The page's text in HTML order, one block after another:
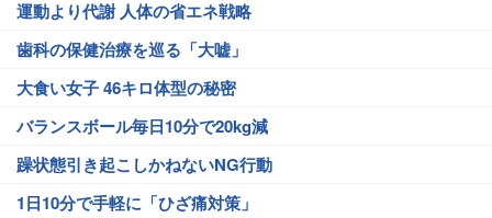
運動より代謝 人体の省エネ戦略
歯科の保健治療を巡る「大嘘」
大食い女子 46キロ体型の秘密
バランスボール毎日10分で20kg減
躁状態引き起こしかねないNG行動
1日10分で手軽に「ひざ痛対策」